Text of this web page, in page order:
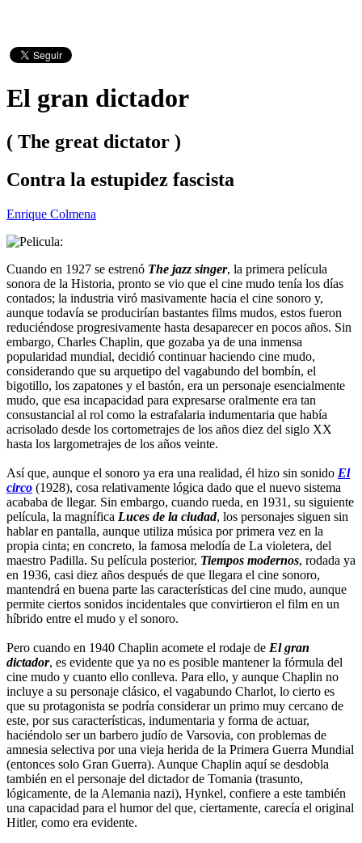
El gran dictador
( The great dictator )
Contra la estupidez fascista
Enrique Colmena
Cuando en 1927 se estrenó The jazz singer, la primera película
sonora de la Historia, pronto se vio que el cine mudo tenía los días
contados; la industria viró masivamente hacia el cine sonoro y,
aunque todavía se producirían bastantes films mudos, estos fueron
reduciéndose progresivamente hasta desaparecer en pocos años. Sin
embargo, Charles Chaplin, que gozaba ya de una inmensa
popularidad mundial, decidió continuar haciendo cine mudo,
considerando que su arquetipo del vagabundo del bombín, el
bigotillo, los zapatones y el bastón, era un personaje esencialmente
mudo, que esa incapacidad para expresarse oralmente era tan
consustancial al rol como la estrafalaria indumentaria que había
acrisolado desde los cortometrajes de los años diez del siglo XX
hasta los largometrajes de los años veinte.
Así que, aunque el sonoro ya era una realidad, él hizo sin sonido El
circo (1928), cosa relativamente lógica dado que el nuevo sistema
acababa de llegar. Sin embargo, cuando rueda, en 1931, su siguiente
película, la magnífica Luces de la ciudad, los personajes siguen sin
hablar en pantalla, aunque utiliza música por primera vez en la
propia cinta; en concreto, la famosa melodía de La violetera, del
maestro Padilla. Su película posterior, Tiempos modernos, rodada ya
en 1936, casi diez años después de que llegara el cine sonoro,
mantendrá en buena parte las características del cine mudo, aunque
permite ciertos sonidos incidentales que convirtieron el film en un
híbrido entre el mudo y el sonoro.
Pero cuando en 1940 Chaplin acomete el rodaje de El gran
dictador, es evidente que ya no es posible mantener la fórmula del
cine mudo y cuanto ello conlleva. Para ello, y aunque Chaplin no
incluye a su personaje clásico, el vagabundo Charlot, lo cierto es
que su protagonista se podría considerar un primo muy cercano de
este, por sus características, indumentaria y forma de actuar,
haciéndolo ser un barbero judío de Varsovia, con problemas de
amnesia selectiva por una vieja herida de la Primera Guerra Mundial
(entonces solo Gran Guerra). Aunque Chaplin aquí se desdobla
también en el personaje del dictador de Tomania (trasunto,
lógicamente, de la Alemania nazi), Hynkel, confiere a este también
una capacidad para el humor del que, ciertamente, carecía el original
Hitler, como era evidente.